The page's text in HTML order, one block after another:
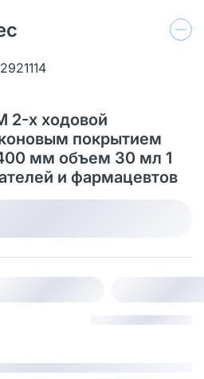
2-х ходовой
покрытием
мм объем 30 мл 1
и фармацевтов